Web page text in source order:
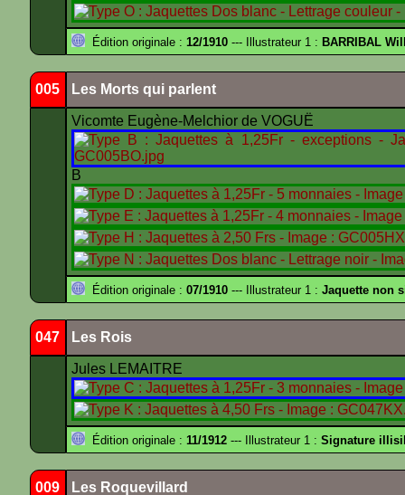
Édition originale : 12/1910 --- Illustrateur 1 : BARRIBAL
005 Les Morts qui parlent
Vicomte Eugène-Melchior de VOGUË
B
Édition originale : 07/1910 --- Illustrateur 1 : Jaquette non
047 Les Rois
Jules LEMAITRE
Édition originale : 11/1912 --- Illustrateur 1 : Signature
009 Les Roquevillard